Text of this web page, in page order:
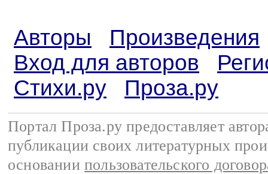
Авторы
Произведения
Вход для авторов
Стихи.ру
Проза.ру
Портал Проза.ру предоставляет
публикации своих литературных
основании пользовательского